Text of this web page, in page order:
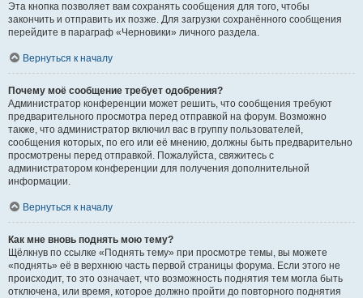
Эта кнопка позволяет вам сохранять сообщения для того, чтобы
закончить и отправить их позже. Для загрузки сохранённого сообщения
перейдите в параграф «Черновики» личного раздела.
Вернуться к началу
Почему моё сообщение требует одобрения?
Администратор конференции может решить, что сообщения требуют
предварительного просмотра перед отправкой на форум. Возможно
также, что администратор включил вас в группу пользователей,
сообщения которых, по его или её мнению, должны быть предварительно
просмотрены перед отправкой. Пожалуйста, свяжитесь с
администратором конференции для получения дополнительной
информации.
Вернуться к началу
Как мне вновь поднять мою тему?
Щёлкнув по ссылке «Поднять тему» при просмотре темы, вы можете
«поднять» её в верхнюю часть первой страницы форума. Если этого не
происходит, то это означает, что возможность поднятия тем могла быть
отключена, или время, которое должно пройти до повторного поднятия